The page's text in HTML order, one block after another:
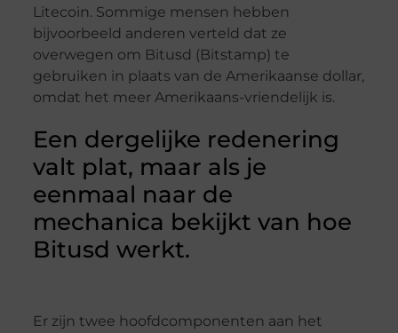
Litecoin. Sommige mensen hebben
bijvoorbeeld anderen verteld dat ze
overwegen om Bitusd (Bitstamp) te
gebruiken in plaats van de Amerikaanse dollar,
omdat het meer Amerikaans-vriendelijk is.
Een dergelijke redenering
valt plat, maar als je
eenmaal naar de
mechanica bekijkt van hoe
Bitusd werkt.
Er zijn twee hoofdcomponenten aan het